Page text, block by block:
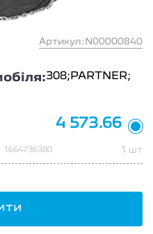
Артикул:N00000840
308; PARTNER;
4 573.66
1664736380 1 шт